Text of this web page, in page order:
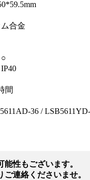
合金
間
36 / LSB5611YD-
性もございます。
連絡くださいませ。